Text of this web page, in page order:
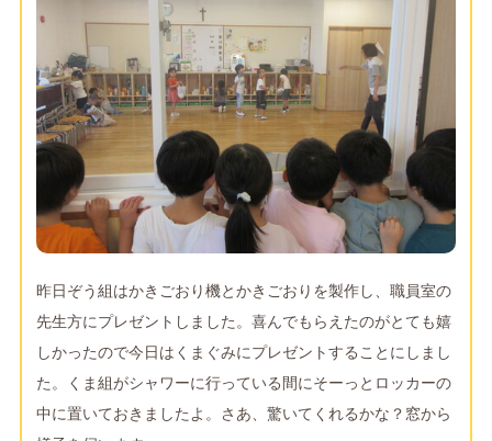
昨日ぞう組はかきごおり機とかきごおりを製作し、職員室の
先生方にプレゼントしました。喜んでもらえたのがとても嬉
しかったので今日はくまぐみにプレゼントすることにしまし
た。くま組がシャワーに行っている間にそーっとロッカーの
中に置いておきましたよ。さあ、驚いてくれるかな？窓から